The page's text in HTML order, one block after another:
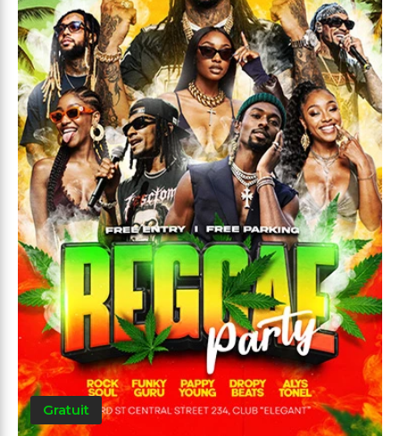
Gratuit